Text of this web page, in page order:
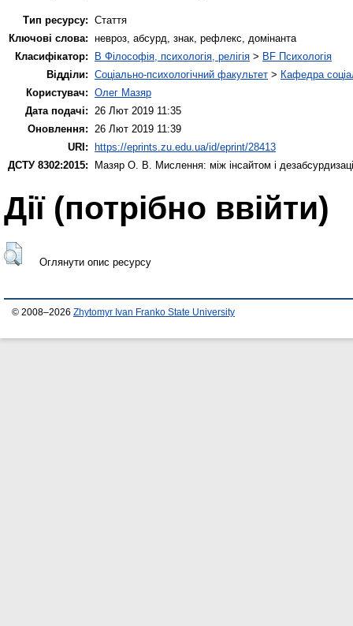
Тип ресурсу: Стаття
Ключові слова: невроз, абсурд, знак, рефлекс, домінанта
Класифікатор:
B Філософія, психологія, релігія > BF Психологія
Відділи: Соціально-психологічний факультет > Кафедра
Користувач: Олег Мазяр
Дата подачі:
26 Лют 2019 11:35
Оновлення:
26 Лют 2019 11:39
URI: https://eprints.zu.edu.ua/id/eprint/28413
ДСТУ 8302:2015:
Мазяр О. В. Мислення: між інсайтом і
Дії ​​(потрібно ввійти)
Оглянути опис ресурсу
© 2008–2026 Zhytomyr Ivan Franko State University